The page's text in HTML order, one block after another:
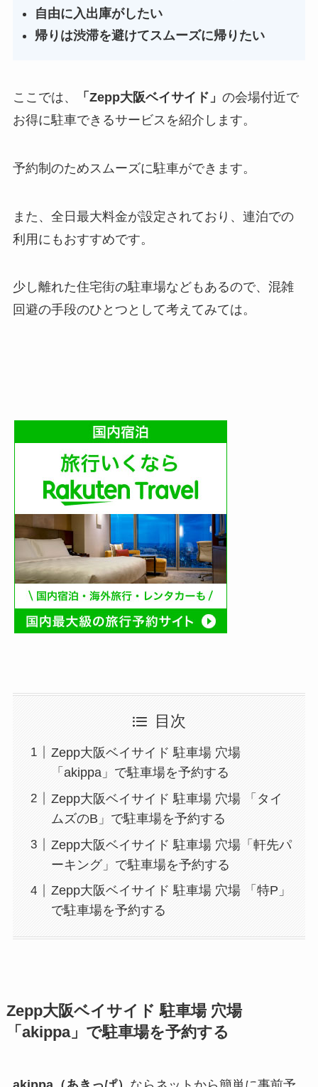
自由に入出庫がしたい
帰りは渋滞を避けてスムーズに帰りたい
ここでは、 「 Zepp大阪ベイサイド 」 の会場付近で
お得に駐車できるサービスを紹介します。
予約制のためスムーズに駐車ができます。
また、全日最大料金が設定されており、連泊での
利用にもおすすめです。
少し離れた住宅街の駐車場などもあるので、混雑
回避の手段のひとつとして考えてみては。
目次
Zepp大阪ベイサイド 駐車場 穴場
「akippa」で駐車場を予約する
Zepp大阪ベイサイド 駐車場 穴場 「タイ
ムズのB」で駐車場を予約する
Zepp大阪ベイサイド 駐車場 穴場「軒先パ
ーキング」で駐車場を予約する
Zepp大阪ベイサイド 駐車場 穴場 「特P」
で駐車場を予約する
Zepp大阪ベイサイド 駐車場 穴場
「akippa」で駐車場を予約する